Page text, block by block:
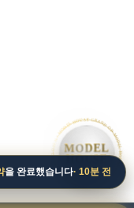
• MODEL HOUSE GRAND OPEN • MODEL HOUSE GRAND OPEN • MODEL
MODEL
HOUSE
을 완료했습니다· 10분 전